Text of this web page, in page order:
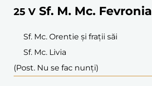
25 V Sf. M. Mc. Fevronia
Sf. Mc. Orentie și frații săi
Sf. Mc. Livia
(Post. Nu se fac nunți)